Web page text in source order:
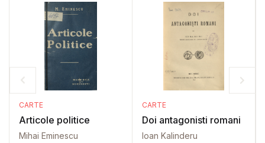
CARTE
Articole politice
Mihai Eminescu
CARTE
Doi antagonisti romani
Ioan Kalinderu